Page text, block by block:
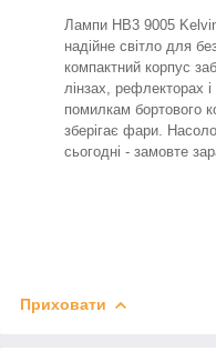
Лампи HB3 9005
надійне світло для
компактний корпус
лінзах, рефлекторах
помилкам бортового
зберігає фари.
сьогодні - замовте
Приховати